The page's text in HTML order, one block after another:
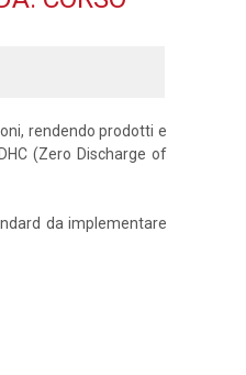
rendendo prodotti e
(Zero Discharge of
da implementare